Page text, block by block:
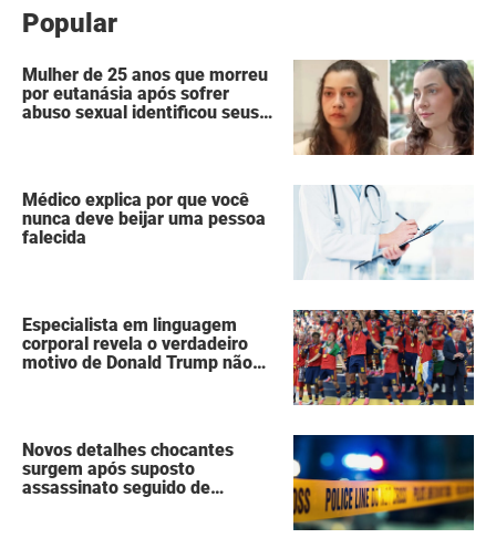
Popular
Mulher de 25 anos que morreu
por eutanásia após sofrer
abuso sexual identificou seus
Médico explica por que você
nunca deve beijar uma pessoa
falecida
Especialista em linguagem
corporal revela o verdadeiro
motivo de Donald Trump não
Novos detalhes chocantes
surgem após suposto
assassinato seguido de